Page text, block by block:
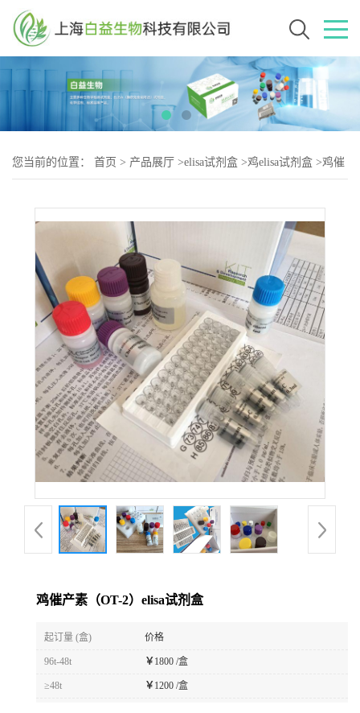
您当前的位置： 首页 > 产品展厅 >elisa试剂盒 >鸡elisa试剂盒 >鸡催
鸡催产素（OT-2）elisa试剂盒
起订量 (盒) 价格
96t-48t ￥ 1800 /盒
≥48t ￥ 1200 /盒